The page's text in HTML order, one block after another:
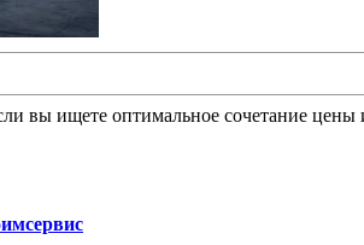
вы ищете оптимальное сочетание